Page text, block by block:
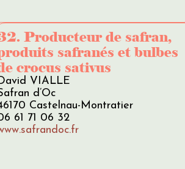
Producteur de safran,
safranés et bulbes
crocus sativus
VIALLE
d’Oc
Castelnau-Montratier
61 71 06 32